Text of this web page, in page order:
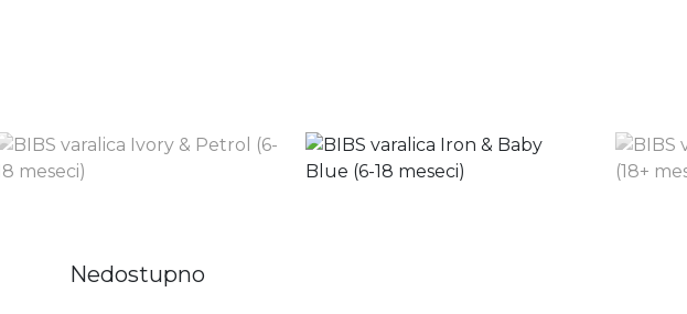
Nedostupno